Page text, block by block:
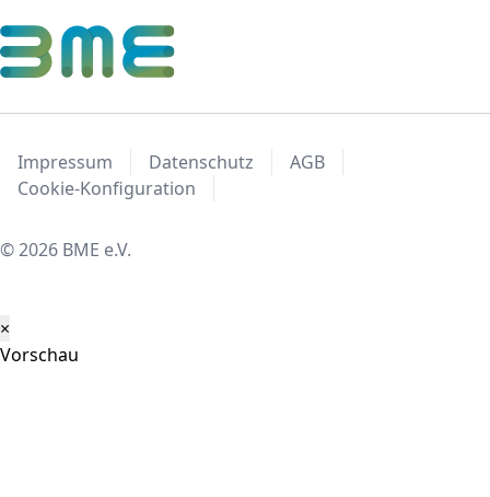
Impressum Datenschutz
AGB
Cookie-Konfiguration
© 2026 BME e.V.
×
Vorschau